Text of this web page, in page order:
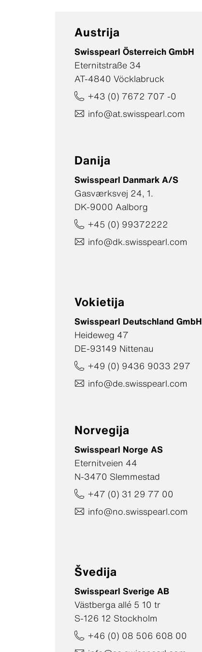
Austrija
Swisspearl Österreich GmbH
Eternitstraße 34
AT-4840 Vöcklabruck
+43 (0) 7672 707 -0
info@at.swisspearl.com
Danija
Swisspearl Danmark A/S
Gasværksvej 24, 1.
DK-9000 Aalborg
+45 (0) 99372222
info@dk.swisspearl.com
Vokietija
Swisspearl Deutschland GmbH
Heideweg 47
DE-93149 Nittenau
+49 (0) 9436 9033 297
info@de.swisspearl.com
Norvegija
Swisspearl Norge AS
Eternitveien 44
N-3470 Slemmestad
+47 (0) 31 29 77 00
info@no.swisspearl.com
Švedija
Swisspearl Sverige AB
Västberga allé 5 10 tr
S-126 12 Stockholm
+46 (0) 08 506 608 00